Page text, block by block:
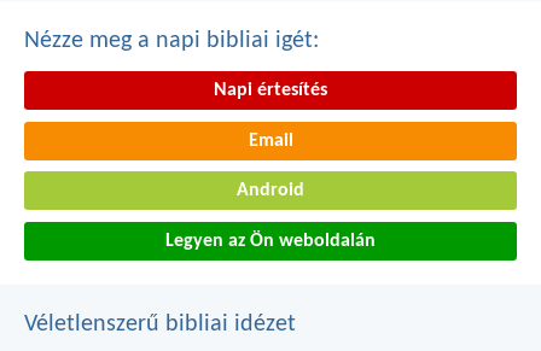
Nézze meg a napi bibliai igét:
Napi értesítés
Email
Android
Legyen az Ön weboldalán
Véletlenszerű bibliai idézet